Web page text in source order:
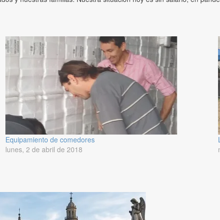
Equipamiento de comedores
lunes, 2 de abril de 2018